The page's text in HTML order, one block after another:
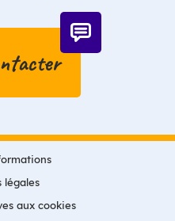
légales
aux cookies